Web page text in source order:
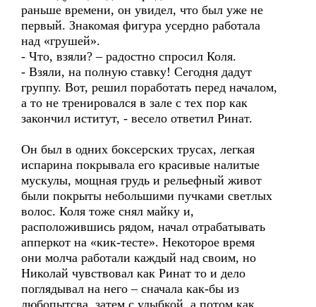
раньше времени, он увидел, что был уже не
первый. Знакомая фигура усердно работала
над «грушей».
- Что, взяли? – радостно спросил Коля.
- Взяли, на полную ставку! Сегодня дадут
группу. Вот, решил поработать перед началом,
а то не тренировался в зале с тех пор как
закончил иститут, - весело ответил Ринат.
Он был в одних боксерских трусах, легкая
испарина покрывала его красивые налитые
мускулы, мощная грудь и рельефный живот
были покрыты небольшими пучками светлых
волос. Коля тоже снял майку и,
расположившись рядом, начал отрабатывать
апперкот на «кик-тесте». Некоторое время
они молча работали каждый над своим, но
Николай чувствовал как Ринат то и дело
поглядывал на него – сначала как-бы из
любопытсва, затем с улыбкой, а потом как